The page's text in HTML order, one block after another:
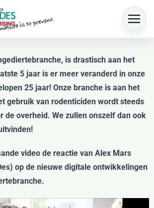
, is drastisch aan het
5 jaar is er meer veranderd in onze
25 jaar! Onze branche is aan het
gebruik van rodenticiden wordt steeds
de overheid. We zullen onszelf dan ook
video de reactie van Alex Mars
op de nieuwe digitale ontwikkelingen